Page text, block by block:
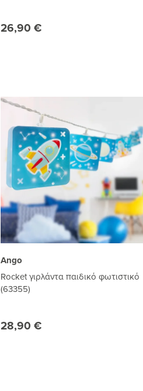
26,90 €
Ango
Rocket γιρλάντα παιδικό φωτιστικό
(63355)
28,90 €